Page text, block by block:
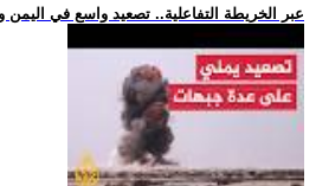
.. عبر الخريطة التفاعلية.. تصعيد واسع في اليمن